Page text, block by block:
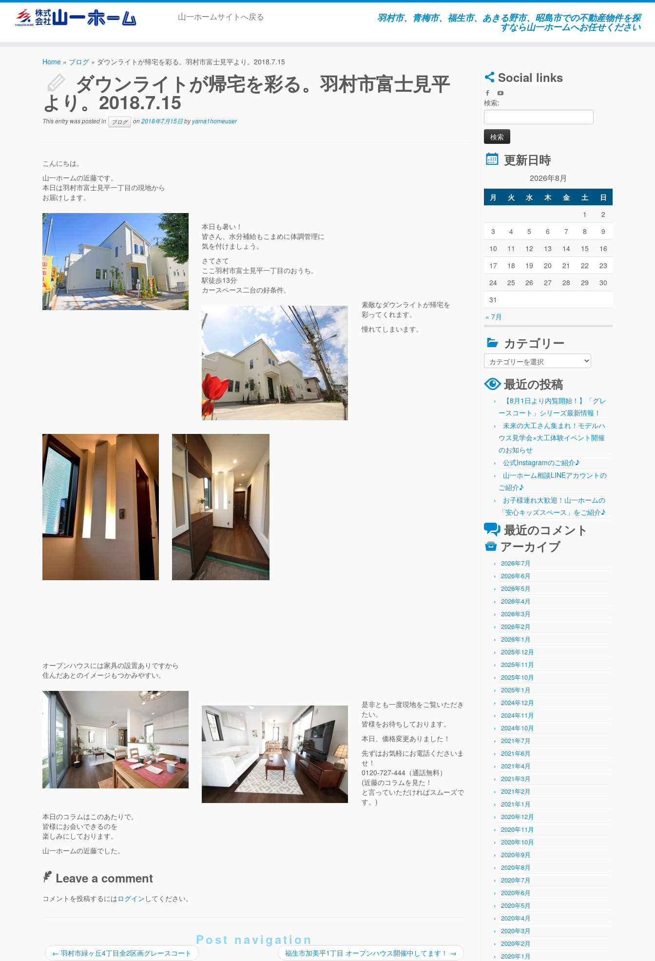
羽村市、青梅市、福生市、あきる野市、昭島市での不動産物件を探
すなら山一ホームへお任せください
山一ホームサイトへ戻る
Home » ブログ » ダウンライトが帰宅を彩る。羽村市富士見平より。2018.7.15
ダウンライトが帰宅を彩る。羽村市富士見平
より。2018.7.15
This entry was posted in ブログ on2018年7月15日byyama1homeuser
こんにちは。
山一ホームの近藤です。
本日は羽村市富士見平一丁目の現地から
お届けします。
本日も暑い！
皆さん、水分補給もこまめに体調管理に
気を付けましょう。
さてさて
ここ羽村市富士見平一丁目のおうち。
駅徒歩13分
カースペース二台の好条件。
素敵なダウンライトが帰宅を
彩ってくれます。
憧れてしまいます。
オープンハウスには家具の設置ありですから
住んだあとのイメージもつかみやすい。
是非とも一度現地をご覧いただき
たい。
皆様をお待ちしております。
本日、価格変更ありました！
先ずはお気軽にお電話くださいま
せ！
0120-727-444（通話無料）
(近藤のコラムを見た！
と言っていただければスムーズで
す。)
本日のコラムはこのあたりで。
皆様にお会いできるのを
楽しみにしております。
山一ホームの近藤でした。
Leave a comment
コメントを投稿するにはログイン してください。
Post navigation
← 羽村市緑ヶ丘4丁目全2区画グレースコート 福生市加美平1丁目 オープンハウス開催中してます！ →
Social links
検索:
更新日時
2026年8月
月 火 水 木 金 土 日
« 7月
1
2
3
4 5 6 7 8
9
10
11 12 13 14 15
16
17
18 19 20 21 22
23
24
25 26 27 28 29
30
31
カテゴリー
最近の投稿
【8月1日より内覧開始！】「グレ
ースコート」シリーズ最新情報！
未来の大工さん集まれ！モデルハ
ウス見学会×大工体験イベント開催
のお知らせ
公式Instagramのご紹介♪
山一ホーム相談LINEアカウントの
ご紹介♪
お子様連れ大歓迎！山一ホームの
「安心キッズスペース」をご紹介♪
最近のコメント
アーカイブ
2026年7月
2026年6月
2026年5月
2026年4月
2026年3月
2026年2月
2026年1月
2025年12月
2025年11月
2025年10月
2025年1月
2024年12月
2024年11月
2024年10月
2021年7月
2021年6月
2021年4月
2021年3月
2021年2月
2021年1月
2020年12月
2020年11月
2020年10月
2020年9月
2020年8月
2020年7月
2020年6月
2020年5月
2020年4月
2020年3月
2020年2月
2020年1月